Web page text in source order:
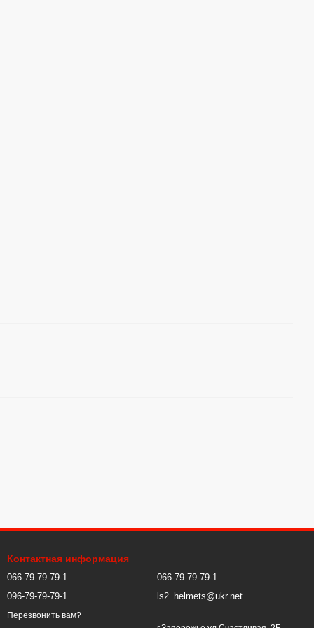
Контактная информация
066-79-79-79-1
096-79-79-79-1
Перезвонить вам?
066-79-79-79-1
ls2_helmets@ukr.net